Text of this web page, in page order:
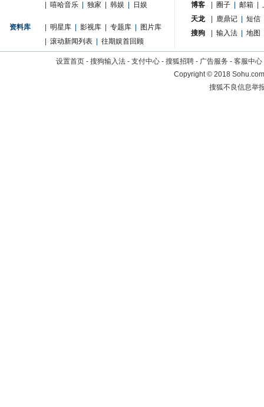
嘻哈音乐 独家 韩娱 日娱
资料库 明星库 影视库 专题库
图片库
滚动新闻列表 往期娱首回顾
博客 圈子 邮箱
天龙
鹿鼎记
短信
搜狗
输入法 地图
设置首页 - 搜狗输入法 - 支付中心 - 搜狐招聘 - 广告服务 - 客服中心
Copyright©2018
搜狐不良信息举